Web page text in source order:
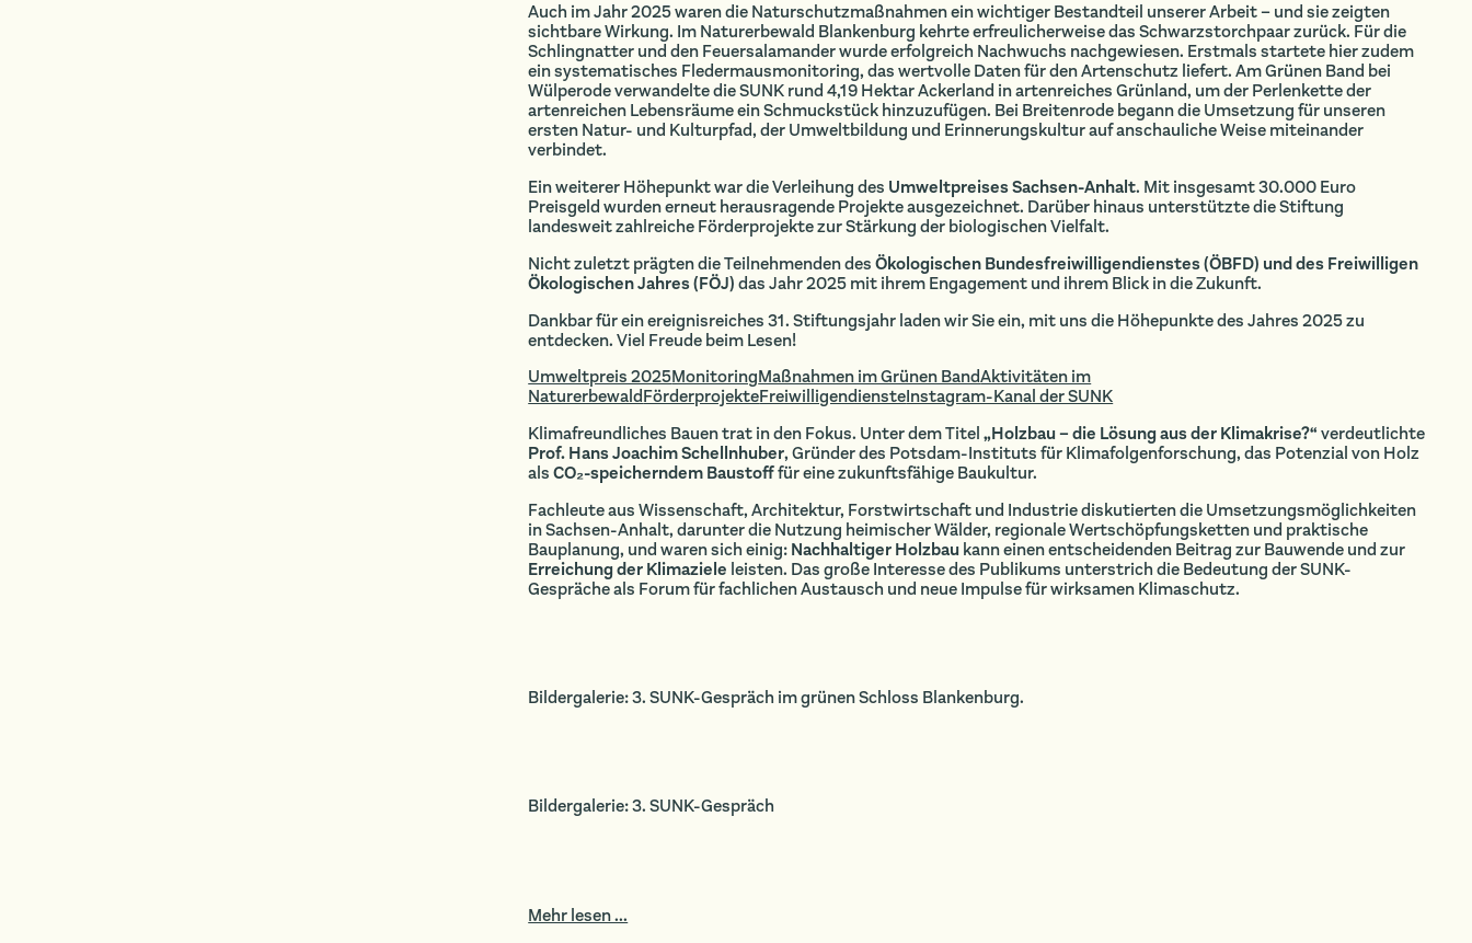
Auch im Jahr 2025 waren die Naturschutzmaßnahmen ein wichtiger Bestandteil unserer Arbeit – und sie zeigten
sichtbare Wirkung. Im Naturerbewald Blankenburg kehrte erfreulicherweise das Schwarzstorchpaar zurück. Für die
Schlingnatter und den Feuersalamander wurde erfolgreich Nachwuchs nachgewiesen. Erstmals startete hier zudem
ein systematisches Fledermausmonitoring, das wertvolle Daten für den Artenschutz liefert. Am Grünen Band bei
Wülperode verwandelte die SUNK rund 4,19 Hektar Ackerland in artenreiches Grünland, um der Perlenkette der
artenreichen Lebensräume ein Schmuckstück hinzuzufügen. Bei Breitenrode begann die Umsetzung für unseren
ersten Natur- und Kulturpfad, der Umweltbildung und Erinnerungskultur auf anschauliche Weise miteinander
verbindet.
Ein weiterer Höhepunkt war die Verleihung des Umweltpreises Sachsen-Anhalt. Mit insgesamt 30.000 Euro
Preisgeld wurden erneut herausragende Projekte ausgezeichnet. Darüber hinaus unterstützte die Stiftung
landesweit zahlreiche Förderprojekte zur Stärkung der biologischen Vielfalt.
Nicht zuletzt prägten die Teilnehmenden desÖkologischen Bundesfreiwilligendienstes (ÖBFD) und des Freiwilligen
Ökologischen Jahres (FÖJ) das Jahr 2025 mit ihrem Engagement und ihrem Blick in die Zukunft.
Dankbar für ein ereignisreiches 31. Stiftungsjahr laden wir Sie ein, mit uns die Höhepunkte des Jahres 2025 zu
entdecken. Viel Freude beim Lesen!
Umweltpreis 2025MonitoringMaßnahmen im Grünen BandAktivitäten im
NaturerbewaldFörderprojekteFreiwilligendiensteInstagram-Kanal der SUNK
Klimafreundliches Bauen trat in den Fokus. Unter dem Titel„Holzbau – die Lösung aus der Klimakrise?“ verdeutlichte
Prof. Hans Joachim Schellnhuber, Gründer des Potsdam-Instituts für Klimafolgenforschung, das Potenzial von Holz
alsCO₂-speicherndem Baustofffür eine zukunftsfähige Baukultur.
Fachleute aus Wissenschaft, Architektur, Forstwirtschaft und Industrie diskutierten die Umsetzungsmöglichkeiten
in Sachsen-Anhalt, darunter die Nutzung heimischer Wälder, regionale Wertschöpfungsketten und praktische
Bauplanung, und waren sich einig: Nachhaltiger Holzbau kann einen entscheidenden Beitrag zur Bauwende und zur
Erreichung der Klimaziele leisten. Das große Interesse des Publikums unterstrich die Bedeutung der SUNK-
Gespräche als Forum für fachlichen Austausch und neue Impulse für wirksamen Klimaschutz.
Bildergalerie: 3. SUNK-Gespräch im grünen Schloss Blankenburg.
Bildergalerie: 3. SUNK-Gespräch
Mehr lesen ...